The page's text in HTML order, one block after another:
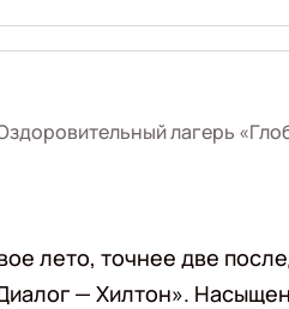
лагерь
лето, точнее две
— Хилтон».